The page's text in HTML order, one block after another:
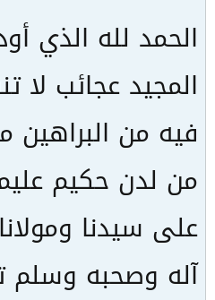
الحمد لله الذي
المجيد عجائب
فيه من البراهين
من لدن حكيم
على سيدنا
آله وصحبه وسلم